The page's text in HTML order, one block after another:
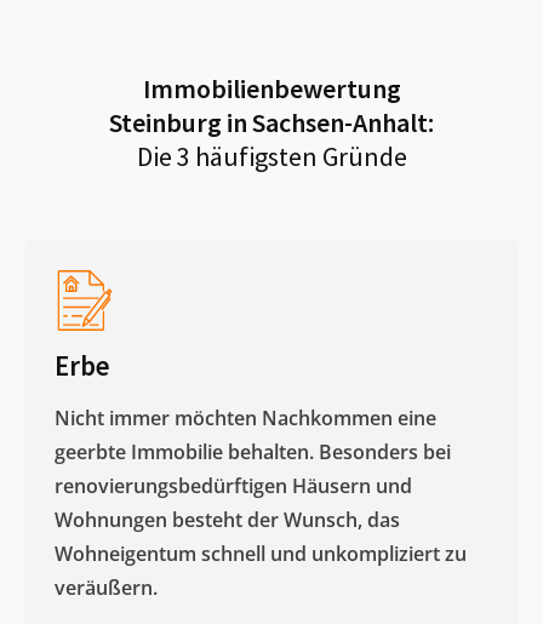
Immobilienbewertung
Steinburg in Sachsen-Anhalt:
Die 3 häufigsten Gründe
Erbe
Nicht immer möchten Nachkommen eine
geerbte Immobilie behalten. Besonders bei
renovierungsbedürftigen Häusern und
Wohnungen besteht der Wunsch, das
Wohneigentum schnell und unkompliziert zu
veräußern. ​